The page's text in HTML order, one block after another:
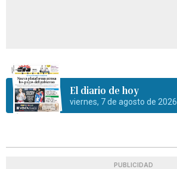
El diario de hoy
viernes, 7 de agosto de 2026
PUBLICIDAD